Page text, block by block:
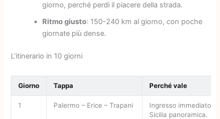
giorno, perché perdi il piacere della strada.
Ritmo giusto: 150-240 km al giorno, con poche
giornate più dense.
L’itinerario in 10 giorni
Giorno Tappa Perché vale
1 Palermo – Erice – Trapani
Ingresso immediato
Sicilia panoramica.